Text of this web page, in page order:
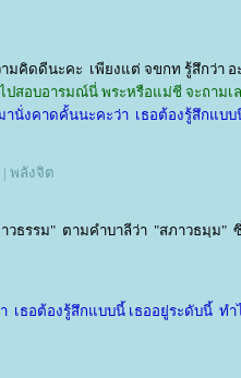
มคิดดีนะคะ เพียงแต่ จขกท รู้สึกว่า
สอบอารมณ์นี่ พระหรือแม่ชี จะถาม
านั่งคาดคั้นนะคะว่า เธอต้องรู้สึกแบ
พลังจิต
วธรรม" ตามคำบาลีว่า "สภาวธมฺม"
เธอต้องรู้สึกแบบนี้ เธออยู่ระดับนี้ ท